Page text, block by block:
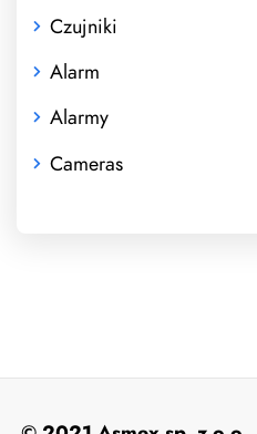
Czujniki
Alarm
Alarmy
Cameras